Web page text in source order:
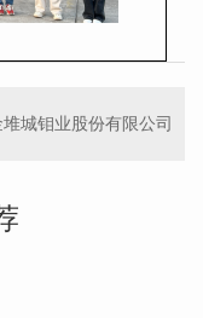
堆城钼业股份有限公司